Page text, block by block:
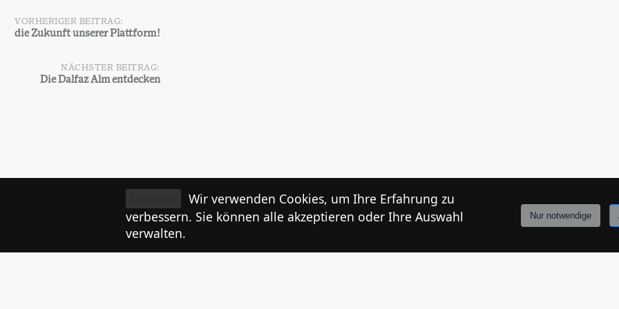
Beitragsnavigation
VORHERIGER BEITRAG:
die Zukunft unserer Plattform!
NÄCHSTER BEITRAG:
Die Dalfaz Alm entdecken
Schreibe einen Kommentar
angemeldetsein, um einen Kommentar abzugeben.
Wir verwenden Cookies, um Ihre Erfahrung zu
verbessern. Sie können alle akzeptieren oder Ihre Auswahl
verwalten.
Nur notwendige